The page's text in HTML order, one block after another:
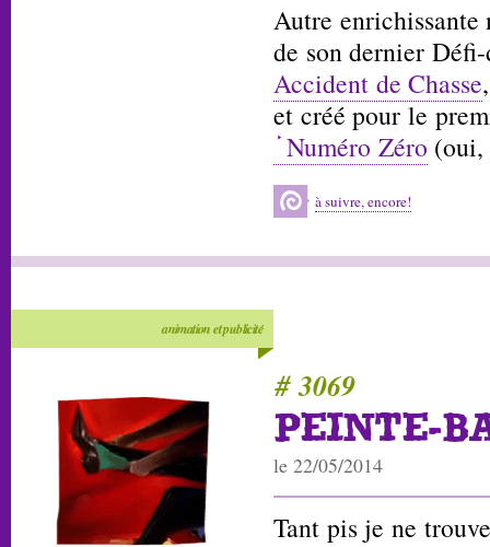
Autre enrichissante
de son dernier
Accident de Chasse
et créé pour le
Numéro Zéro (oui,
à suivre, encore!
animation et publicité
# 3069
PEINTE-
le 22/05/2014
Tant pis je ne